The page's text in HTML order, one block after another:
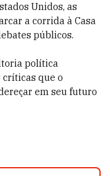
Unidos, as
a corrida à Casa
públicos.
política
críticas que o
em seu futuro